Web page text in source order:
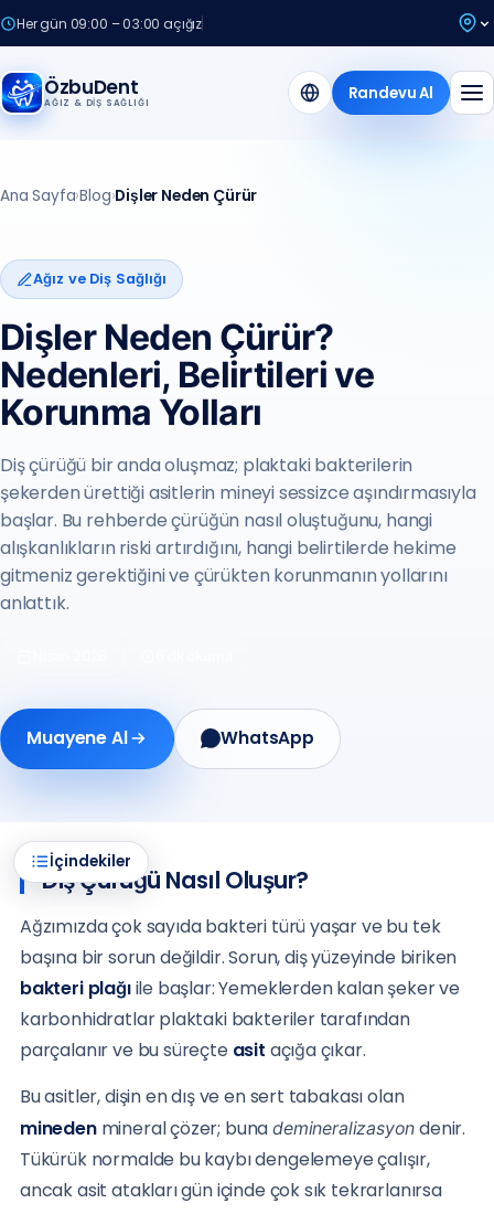
Her gün 09:00 – 03:00 açığız
ÖzbuDent
AĞIZ & DIŞ SAĞLIĞI Randevu Al
Ana Sayfa›Blog›Dişler Neden Çürür
Ağız ve Diş Sağlığı
Dişler Neden Çürür?
Nedenleri, Belirtileri ve
Korunma Yolları
Diş çürüğü bir anda oluşmaz; plaktaki bakterilerin
şekerden ürettiği asitlerin mineyi sessizce aşındırmasıyla
başlar. Bu rehberde çürüğün nasıl oluştuğunu, hangi
alışkanlıkların riski artırdığını, hangi belirtilerde hekime
gitmeniz gerektiğini ve çürükten korunmanın yollarını
anlattık.
Muayene Al WhatsApp
Diş Çürüğü Nasıl Oluşur?
Ağzımızda çok sayıda bakteri türü yaşar ve bu tek
başına bir sorun değildir. Sorun, diş yüzeyinde biriken
bakteri plağıile başlar: Yemeklerden kalan şeker ve
karbonhidratlar plaktaki bakteriler tarafından
parçalanır ve bu süreçte asit açığa çıkar.
Bu asitler, dişin en dış ve en sert tabakası olan
minedenmineral çözer; bunademineralizasyon denir.
Tükürük normalde bu kaybı dengelemeye çalışır,
ancak asit atakları gün içinde çok sık tekrarlanırsa
İçindekiler